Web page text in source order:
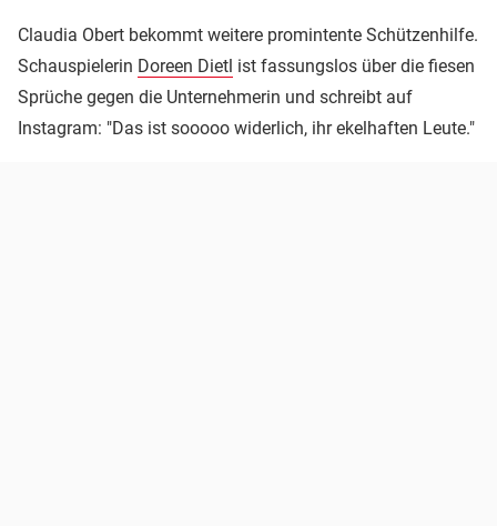
Claudia Obert bekommt weitere promintente Schützenhilfe.
Schauspielerin Doreen Dietl ist fassungslos über die fiesen
Sprüche gegen die Unternehmerin und schreibt auf
Instagram: "Das ist sooooo widerlich, ihr ekelhaften Leute."